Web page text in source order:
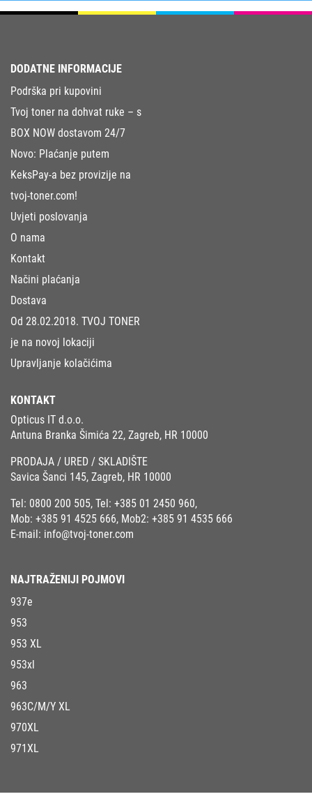
DODATNE INFORMACIJE
Podrška pri kupovini
Tvoj toner na dohvat ruke – s
BOX NOW dostavom 24/7
Novo: Plaćanje putem
KeksPay-a bez provizije na
tvoj-toner.com!
Uvjeti poslovanja
O nama
Kontakt
Načini plaćanja
Dostava
Od 28.02.2018. TVOJ TONER
je na novoj lokaciji
Upravljanje kolačićima
KONTAKT
Opticus IT d.o.o.
Antuna Branka Šimića 22, Zagreb, HR 10000
PRODAJA / URED / SKLADIŠTE
Savica Šanci 145, Zagreb, HR 10000
Tel: 0800 200 505, Tel: +385 01 2450 960,
Mob: +385 91 4525 666, Mob2: +385 91 4535 666
E-mail: info@tvoj-toner.com
NAJTRAŽENIJI POJMOVI
937e
953
953 XL
953xl
963
963C/M/Y XL
970XL
971XL